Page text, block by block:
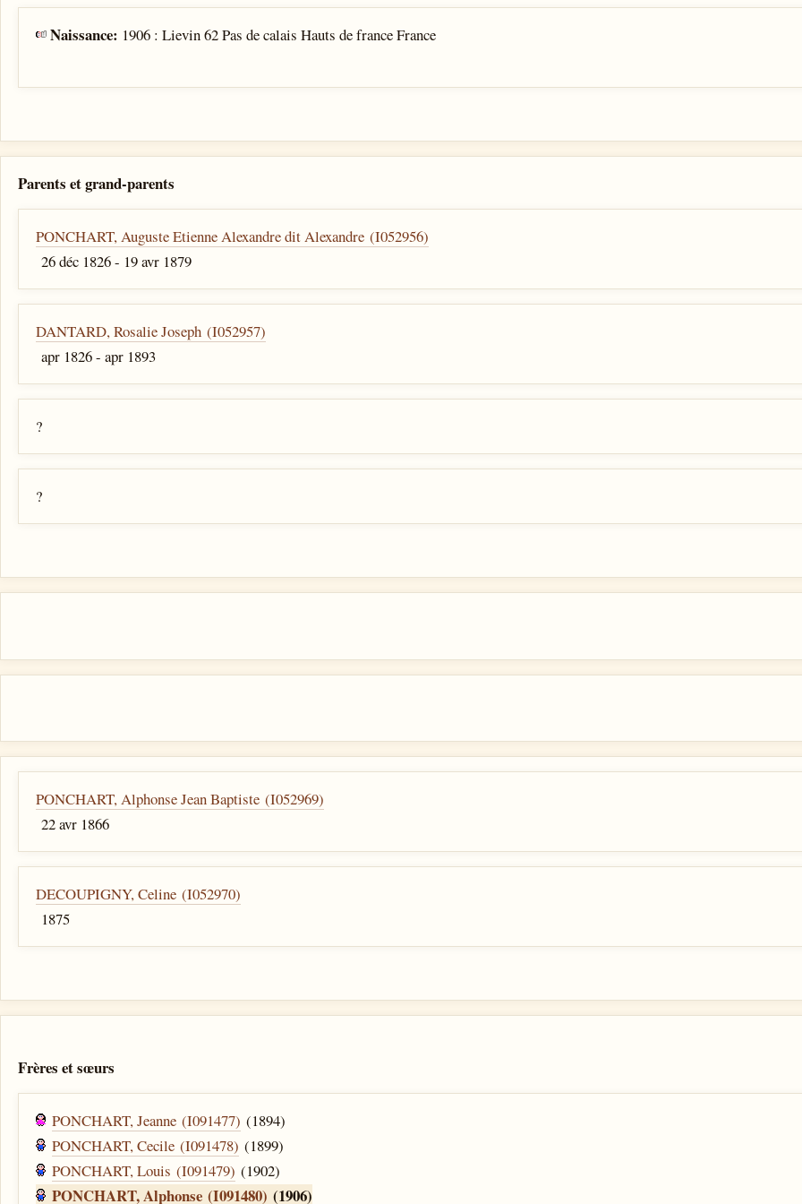
Naissance: 1906 : Lievin 62 Pas de calais Hauts de france France
Parents et grand-parents
PONCHART, Auguste Etienne Alexandre dit Alexandre (I052956)
26 déc 1826 - 19 avr 1879
DANTARD, Rosalie Joseph (I052957)
apr 1826 - apr 1893
?
?
PONCHART, Alphonse Jean Baptiste (I052969)
22 avr 1866
DECOUPIGNY, Celine (I052970)
1875
Frères et sœurs
PONCHART, Jeanne (I091477) (1894)
PONCHART, Cecile (I091478) (1899)
PONCHART, Louis (I091479) (1902)
PONCHART, Alphonse (I091480) (1906)